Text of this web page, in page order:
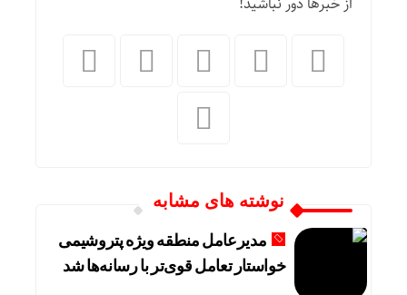
نوشته های مشابه
مدیرعامل منطقه ویژه پتروشیمی
خواستار تعامل قوی‌تر با رسانه‌ها شد